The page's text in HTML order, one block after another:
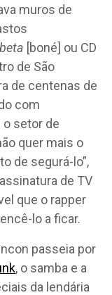
muros de
[boné] ou CD
de São
de centenas de
com
o setor de
quer mais o
de segurá-lo”,
de TV
que o rapper
lo a ficar.
passeia por
, o samba e a
da lendária